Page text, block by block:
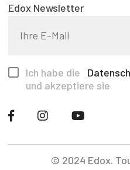
Edox Newsletter
Ich habe die
und akzeptiere sie
© 2024 Edox.